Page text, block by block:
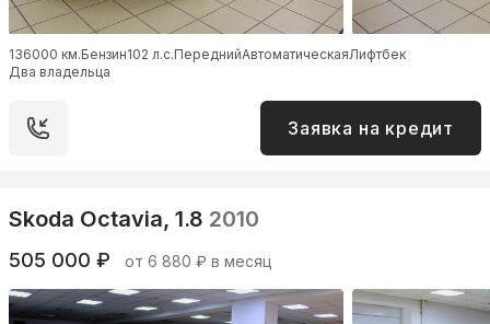
136000 км.Бензин102 л.с.ПереднийАвтоматическаяЛифтбек
Два владельца
Заявка на кредит
Skoda Octavia, 1.8 2010
505 000 ₽ от 6 880 ₽ в месяц